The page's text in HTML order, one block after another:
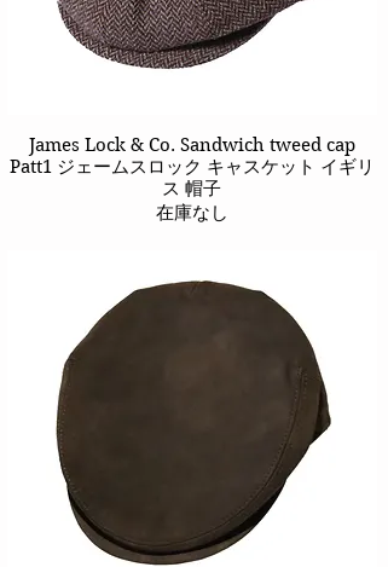
クイックビュー
James Lock & Co. Sandwich tweed cap
Patt1 ジェームスロック キャスケット イギリ
ス 帽子
在庫なし